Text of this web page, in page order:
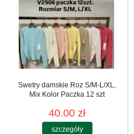
Swetry damskie Roz S/M-L/XL,
Mix Kolor Paczka 12 szt
40.00 zł
szczegóły